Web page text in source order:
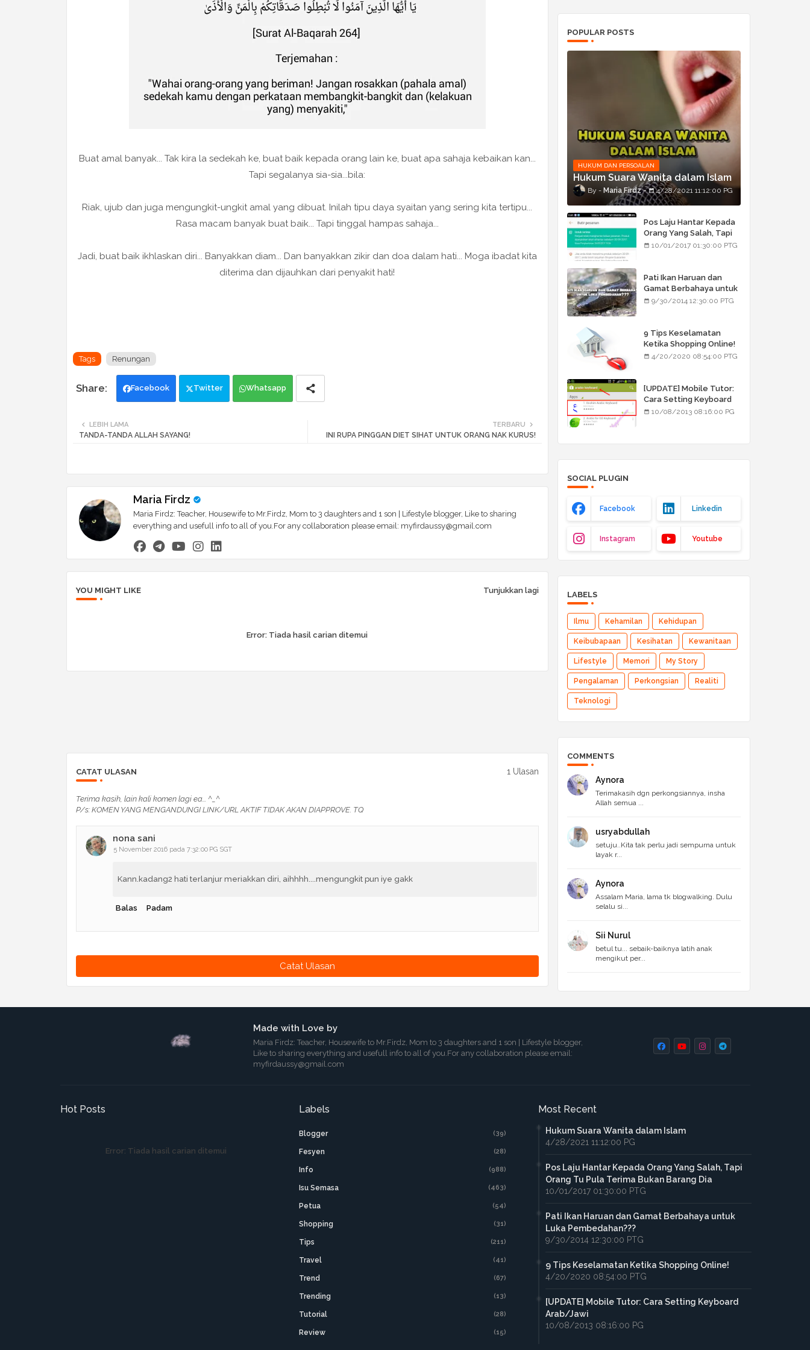
Buat amal banyak... Tak kira la sedekah ke, buat baik kepada orang lain ke, buat apa sahaja kebaikan kan...
Tapi segalanya sia-sia...bila:
Riak, ujub dan juga mengungkit-ungkit amal yang dibuat. Inilah tipu daya syaitan yang sering kita tertipu...
Rasa macam banyak buat baik... Tapi tinggal hampas sahaja...
Jadi, buat baik ikhlaskan diri... Banyakkan diam... Dan banyakkan zikir dan doa dalam hati... Moga ibadat kita
diterima dan dijauhkan dari penyakit hati!
Tags Renungan
Facebook Twitter Whatsapp
TERBARU
INI RUPA PINGGAN DIET SIHAT UNTUK ORANG NAK KURUS!
LEBIH LAMA
TANDA-TANDA ALLAH SAYANG!
Maria Firdz
Maria Firdz: Teacher, Housewife to Mr.Firdz, Mom to 3 daughters and 1 son | Lifestyle blogger, Like to sharing
everything and usefull info to all of you.For any collaboration please email: myfirdaussy@gmail.com
YOU MIGHT LIKE Tunjukkan lagi
Error: Tiada hasil carian ditemui
CATAT ULASAN 1 Ulasan
Terima kasih, lain kali komen lagi ea... ^_^
P/s: KOMEN YANG MENGANDUNGI LINK/URL AKTIF TIDAK AKAN DIAPPROVE. TQ
nona sani
5 November 2016 pada 7:32:00 PG SGT
Kann.kadang2 hati terlanjur meriakkan diri, aihhhh....mengungkit pun iye gakk
Balas Padam
Catat Ulasan
POPULAR POSTS
HUKUM DAN PERSOALAN
Hukum Suara Wanita dalam Islam
Maria Firdz 4/28/2021 11:12:00 PG
Pos Laju Hantar Kepada
Orang Yang Salah, Tapi
Orang Tu Pula Terima
10/01/2017 01:30:00 PTG
Pati Ikan Haruan dan
Gamat Berbahaya untuk
Luka Pembedahan???
9/30/2014 12:30:00 PTG
9 Tips Keselamatan
Ketika Shopping Online!
4/20/2020 08:54:00 PTG
[UPDATE] Mobile Tutor:
Cara Setting Keyboard
Arab/Jawi
10/08/2013 08:16:00 PG
SOCIAL PLUGIN
Facebook Linkedin
Instagram Youtube
LABELS
Ilmu Kehamilan Kehidupan
Keibubapaan Kesihatan Kewanitaan
Lifestyle Memori My Story
Pengalaman Perkongsian Realiti
Teknologi
COMMENTS
Aynora
Terimakasih dgn perkongsiannya, insha
Allah semua ...
usryabdullah
setuju..Kita tak perlu jadi sempurna untuk
layak r...
Aynora
Assalam Maria, lama tk blogwalking. Dulu
selalu si...
Sii Nurul
betul tu... sebaik-baiknya latih anak
mengikut per...
Made with Love by
Maria Firdz: Teacher, Housewife to Mr.Firdz, Mom to 3 daughters and 1 son | Lifestyle blogger,
Like to sharing everything and usefull info to all of you.For any collaboration please email:
myfirdaussy@gmail.com
Hot Posts
Error: Tiada hasil carian ditemui
Labels
Blogger (39)
Fesyen (28)
Info (988)
Isu Semasa (463)
Petua (54)
Shopping (31)
Tips (211)
Travel (41)
Trend (67)
Trending (13)
Tutorial (28)
Review (15)
Most Recent
Hukum Suara Wanita dalam Islam
4/28/2021 11:12:00 PG
Pos Laju Hantar Kepada Orang Yang Salah, Tapi
Orang Tu Pula Terima Bukan Barang Dia
10/01/2017 01:30:00 PTG
Pati Ikan Haruan dan Gamat Berbahaya untuk
Luka Pembedahan???
9/30/2014 12:30:00 PTG
9 Tips Keselamatan Ketika Shopping Online!
4/20/2020 08:54:00 PTG
[UPDATE] Mobile Tutor: Cara Setting Keyboard
Arab/Jawi
10/08/2013 08:16:00 PG